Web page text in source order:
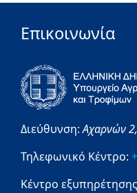
Επικοινωνία
Διεύθυνση:Αχαρνών
Τηλεφωνικό Κέντρο:
Κέντρο